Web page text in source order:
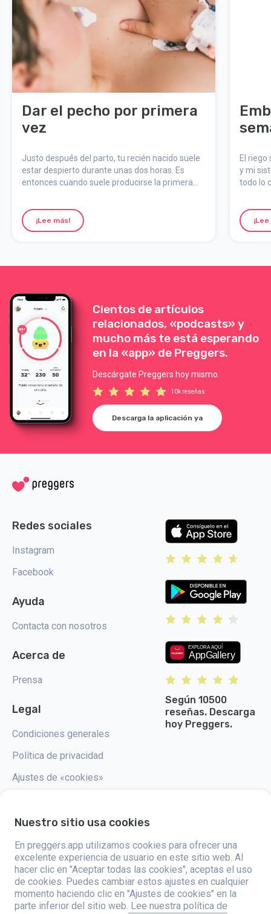
Dar el pecho por primera
vez
Justo después del parto, tu recién nacido suele
estar despierto durante unas dos horas. Es
entonces cuando suele producirse la primera
para el bebé y para ti.
¡Lee más!
El
y mi
todo lo
Cientos de artículos
relacionados, «podcasts» y
mucho más te está esperando
en la «app» de Preggers.
Descárgate Preggers hoy mismo.
10k reseñas
Descarga la aplicación ya
Redes sociales
Instagram
Facebook
Ayuda
Contacta con nosotros
Acerca de
Prensa
Legal
Condiciones generales
Política de privacidad
Ajustes de «cookies»
Según 10500
reseñas. Descarga
hoy Preggers.
Preggers, creado por el estudio de aplicaciones sueco Stroller AB en
2017, tiene como objetivo simplificar la paternidad para los futuros y
nuevos padres de todo el mundo. Con un equipo diverso y
colaboraciones con expertos, han desarrollado aplicaciones fáciles de
usar que son utilizadas por más de dos millones de personas. Preggers
ofrece una experiencia única en 3D, proporcionando actualizaciones,
consejos y herramientas personalizadas para cada etapa del embarazo.
También apoya a los nuevos padres con consejos prácticos sobre el
Nuestro sitio usa cookies
En preggers.app utilizamos cookies para ofrecer una
excelente experiencia de usuario en este sitio web. Al
hacer clic en "Aceptar todas las cookies", aceptas el uso
de cookies. Puedes cambiar estos ajustes en cualquier
momento haciendo clic en "Ajustes de cookies" en la
parte inferior del sitio web. Lee nuestra política de